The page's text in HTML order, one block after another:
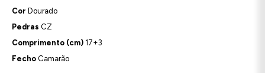
Cor Dourado
Pedras CZ
Comprimento (cm) 17+3
Fecho Camarão